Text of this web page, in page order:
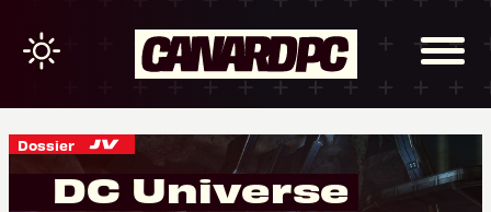
Dossier
DC Universe